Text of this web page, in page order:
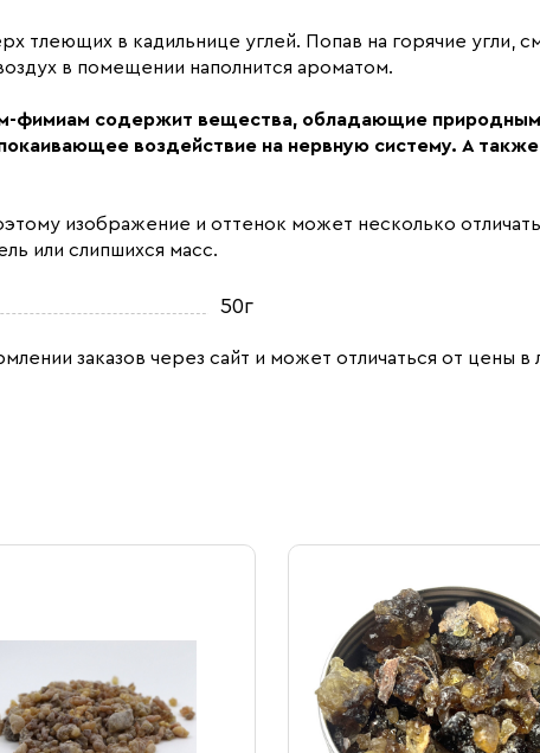
тлеющих в кадильнице углей. Попав на горячие угли,
в помещении наполнится ароматом.
фимиам содержит вещества, обладающие
воздействие на нервную систему. А
изображение и оттенок может несколько
или слипшихся масс.
50г
заказов через сайт и может отличаться от цены в